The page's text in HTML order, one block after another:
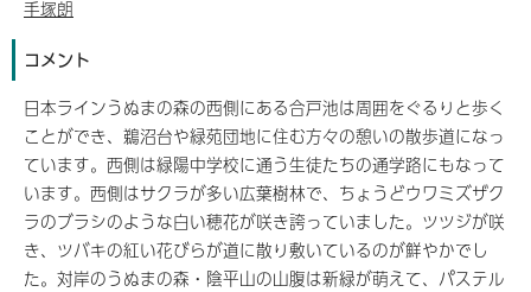
手塚朗
コメント
日本ラインうぬまの森の西側にある合戸池は周囲をぐるりと歩く
ことができ、鵜沼台や緑苑団地に住む方々の憩いの散歩道になっ
ています。西側は緑陽中学校に通う生徒たちの通学路にもなって
います。西側はサクラが多い広葉樹林で、ちょうどウワミズザク
ラのブラシのような白い穂花が咲き誇っていました。ツツジが咲
き、ツバキの紅い花びらが道に散り敷いているのが鮮やかでし
た。対岸のうぬまの森・陰平山の山腹は新緑が萌えて、パステル